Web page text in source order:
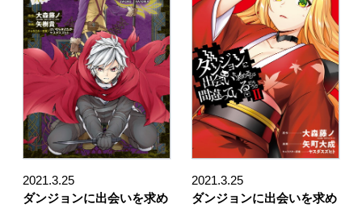
2021.3.25
ダンジョンに出会いを求め
2021.3.25
ダンジョンに出会いを求め